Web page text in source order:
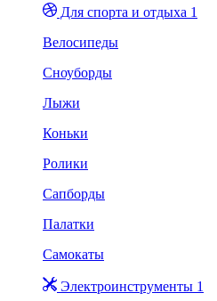
Для спорта и отдыха 1
Велосипеды
Сноуборды
Лыжи
Коньки
Ролики
Сапборды
Палатки
Самокаты
Электроинструменты 1